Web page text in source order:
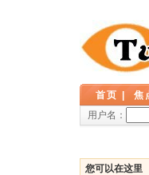
首页 焦
用户名：
您可以在这里